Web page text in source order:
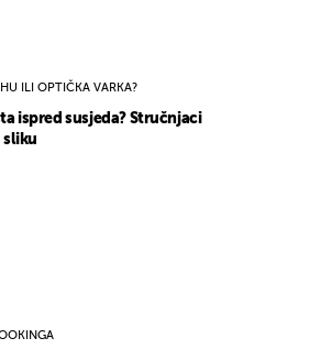
ILI OPTIČKA VARKA?
ispred susjeda? Stručnjaci
sliku